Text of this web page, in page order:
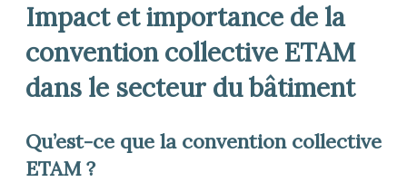
Impact et importance de la
convention collective ETAM
dans le secteur du bâtiment
Qu’est-ce que la convention collective
ETAM ?